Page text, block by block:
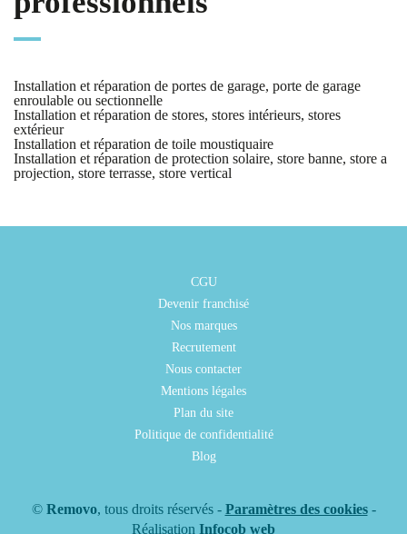
Installation et réparation de portes de garage, porte de garage
enroulable ou sectionnelle
Installation et réparation de stores, stores intérieurs, stores
extérieur
Installation et réparation de toile moustiquaire
Installation et réparation de protection solaire, store banne, store a
projection, store terrasse, store vertical
CGU
Devenir franchisé
Nos marques
Recrutement
Nous contacter
Mentions légales
Plan du site
Politique de confidentialité
Blog
© Removo, tous droits réservés - Paramètres des cookies-
Réalisation Infocob web